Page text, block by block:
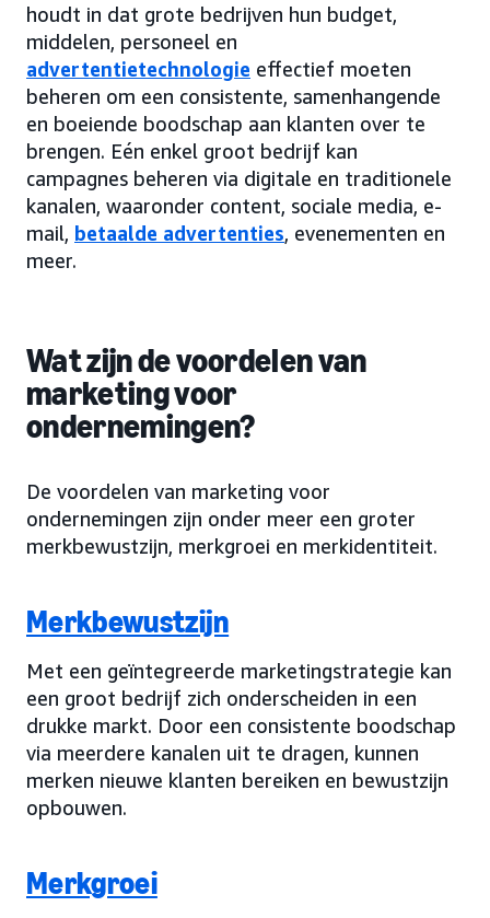
houdt in dat grote bedrijven hun budget,
middelen, personeel en
advertentietechnologie effectief moeten
beheren om een consistente, samenhangende
en boeiende boodschap aan klanten over te
brengen. Eén enkel groot bedrijf kan
campagnes beheren via digitale en traditionele
kanalen, waaronder content, sociale media, e-
mail, betaalde advertenties, evenementen en
meer.
Wat zijn de voordelen van
marketing voor
ondernemingen?
De voordelen van marketing voor
ondernemingen zijn onder meer een groter
merkbewustzijn, merkgroei en merkidentiteit.
Merkbewustzijn
Met een geïntegreerde marketingstrategie kan
een groot bedrijf zich onderscheiden in een
drukke markt. Door een consistente boodschap
via meerdere kanalen uit te dragen, kunnen
merken nieuwe klanten bereiken en bewustzijn
opbouwen.
Merkgroei